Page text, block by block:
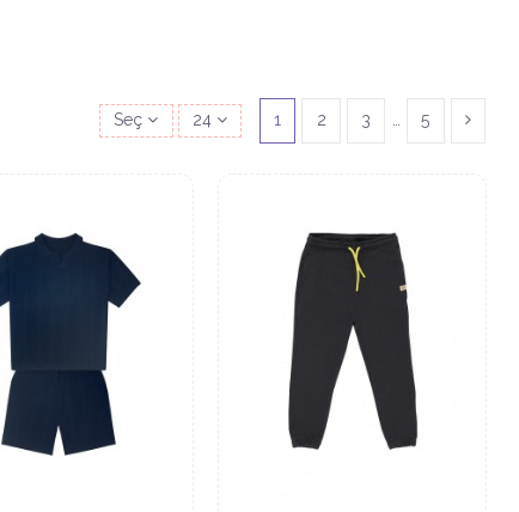
Seç 24 1 2 3 … 5